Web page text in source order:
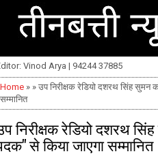
Vinod Arya | 94244 37885
Home » » उप निरीक्षक रेडियो दशरथ सिंह सुमन
सम्मानित
निरीक्षक रेडियो दशरथ
से किया जाएगा सम्मानित